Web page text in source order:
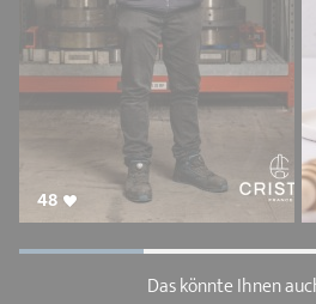
48
Das könnte Ihnen